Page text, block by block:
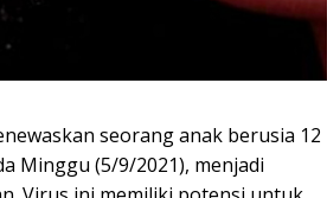
seorang anak berusia 12
Minggu (5/9/2021), menjadi